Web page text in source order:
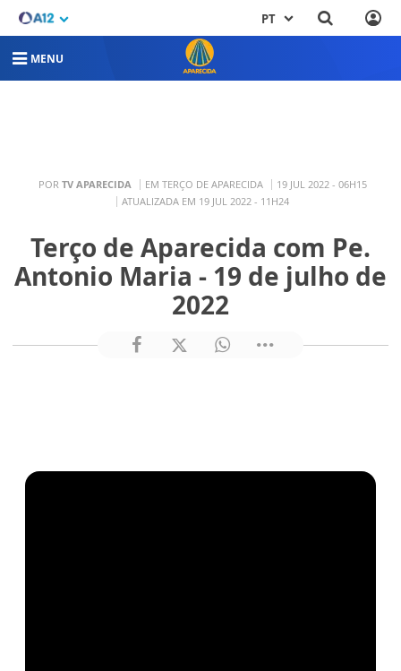
PT
MENU
POR TV APARECIDA EM TERÇO DE APARECIDA
19 JUL 2022 - 06H15
ATUALIZADA EM 19 JUL 2022 - 11H24
Terço de Aparecida com Pe.
Antonio Maria - 19 de julho de
2022